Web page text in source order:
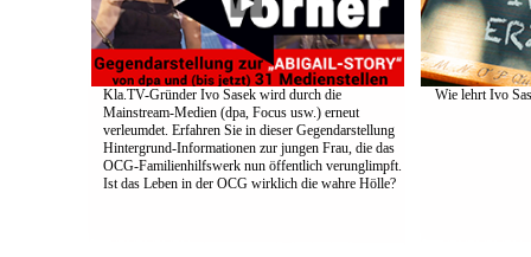
Kla.TV-Gründer Ivo Sasek wird durch die
Mainstream-Medien (dpa, Focus usw.) erneut
verleumdet. Erfahren Sie in dieser Gegendarstellung
Hintergrund-Informationen zur jungen Frau, die das
OCG-Familienhilfswerk nun öffentlich verunglimpft.
Ist das Leben in der OCG wirklich die wahre Hölle?
Wie lehrt Ivo